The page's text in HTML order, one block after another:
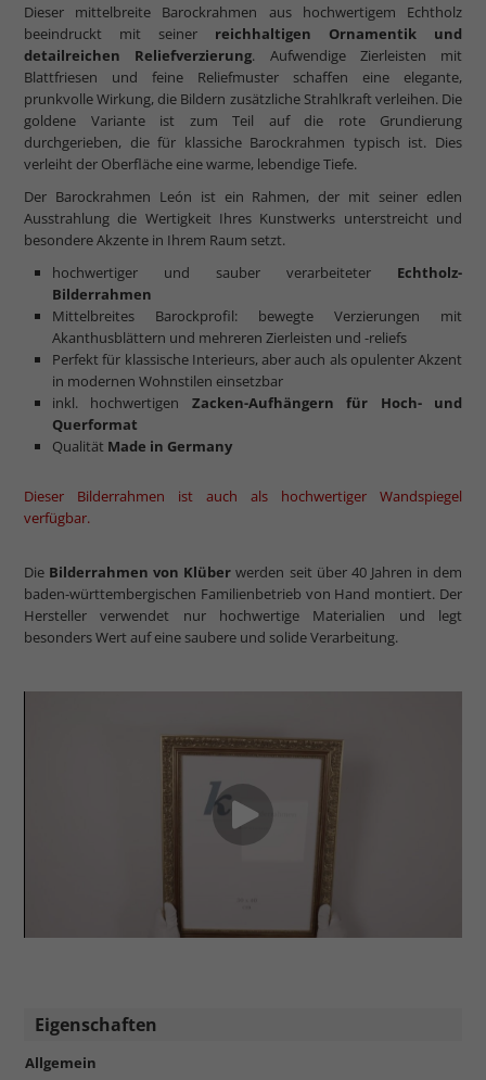
Dieser mittelbreite Barockrahmen aus hochwertigem Echtholz
beeindruckt mit seiner reichhaltigen Ornamentik und
detailreichen Reliefverzierung. Aufwendige Zierleisten mit
Blattfriesen und feine Reliefmuster schaffen eine elegante,
prunkvolle Wirkung, die Bildern zusätzliche Strahlkraft verleihen. Die
goldene Variante ist zum Teil auf die rote Grundierung
durchgerieben, die für klassiche Barockrahmen typisch ist. Dies
verleiht der Oberfläche eine warme, lebendige Tiefe.
Der Barockrahmen León ist ein Rahmen, der mit seiner edlen
Ausstrahlung die Wertigkeit Ihres Kunstwerks unterstreicht und
besondere Akzente in Ihrem Raum setzt.
hochwertiger und sauber verarbeiteter Echtholz-
Bilderrahmen
Mittelbreites Barockprofil: bewegte Verzierungen mit
Akanthusblättern und mehreren Zierleisten und -reliefs
Perfekt für klassische Interieurs, aber auch als opulenter Akzent
in modernen Wohnstilen einsetzbar
inkl. hochwertigen Zacken-Aufhängern
für Hoch- und
Querformat
Qualität Made in Germany
Dieser Bilderrahmen ist auch als hochwertiger Wandspiegel
verfügbar.
Die Bilderrahmen von Klüber werden seit über 40 Jahren in dem
baden-württembergischen Familienbetrieb von Hand montiert. Der
Hersteller verwendet nur hochwertige Materialien und legt
besonders Wert auf eine saubere und solide Verarbeitung.
Eigenschaften
Allgemein